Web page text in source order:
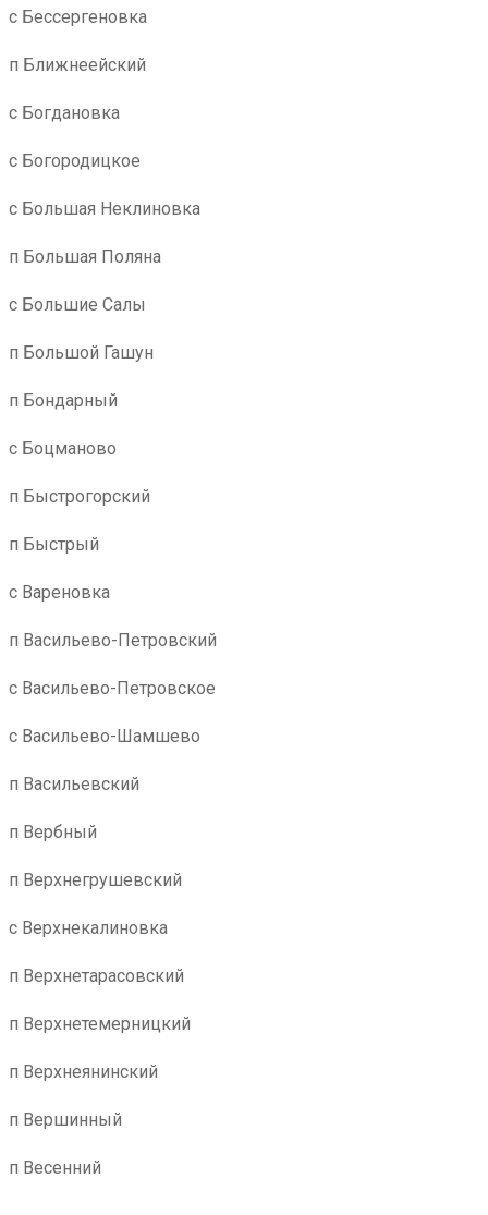
с Бессергеновка
п Ближнеейский
с Богдановка
с Богородицкое
с Большая Неклиновка
п Большая Поляна
с Большие Салы
п Большой Гашун
п Бондарный
с Боцманово
п Быстрогорский
п Быстрый
с Вареновка
п Васильево-Петровский
с Васильево-Петровское
с Васильево-Шамшево
п Васильевский
п Вербный
п Верхнегрушевский
с Верхнекалиновка
п Верхнетарасовский
п Верхнетемерницкий
п Верхнеянинский
п Вершинный
п Весенний